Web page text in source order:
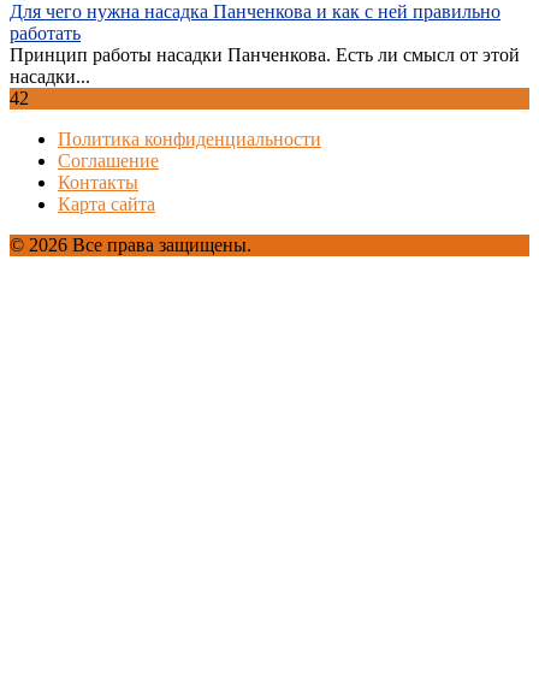
Для чего нужна насадка Панченкова и как с ней правильно
работать
Принцип работы насадки Панченкова. Есть ли смысл от этой
насадки...
42
Политика конфиденциальности
Соглашение
Контакты
Карта сайта
© 2026 Все права защищены.